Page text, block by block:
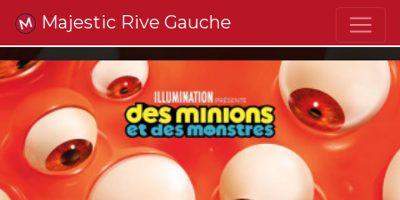
Majestic Rive Gauche